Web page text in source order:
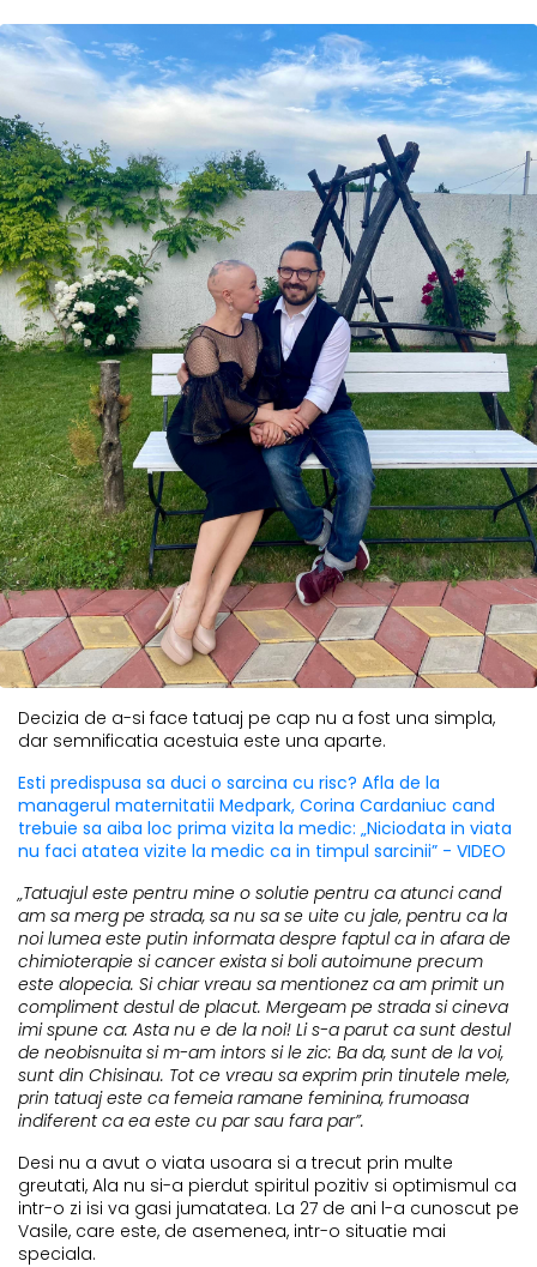
Decizia de a-si face tatuaj pe cap nu a fost una simpla,
dar semnificatia acestuia este una aparte.
Esti predispusa sa duci o sarcina cu risc? Afla de la
managerul maternitatii Medpark, Corina Cardaniuc cand
trebuie sa aiba loc prima vizita la medic: „Niciodata in viata
nu faci atatea vizite la medic ca in timpul sarcinii” - VIDEO
„Tatuajul este pentru mine o solutie pentru ca atunci cand
am sa merg pe strada, sa nu sa se uite cu jale, pentru ca la
noi lumea este putin informata despre faptul ca in afara de
chimioterapie si cancer exista si boli autoimune precum
este alopecia. Si chiar vreau sa mentionez ca am primit un
compliment destul de placut. Mergeam pe strada si cineva
imi spune ca: Asta nu e de la noi! Li s-a parut ca sunt destul
de neobisnuita si m-am intors si le zic: Ba da, sunt de la voi,
sunt din Chisinau. Tot ce vreau sa exprim prin tinutele mele,
prin tatuaj este ca femeia ramane feminina, frumoasa
indiferent ca ea este cu par sau fara par”.
Desi nu a avut o viata usoara si a trecut prin multe
greutati, Ala nu si-a pierdut spiritul pozitiv si optimismul ca
intr-o zi isi va gasi jumatatea. La 27 de ani l-a cunoscut pe
Vasile, care este, de asemenea, intr-o situatie mai
speciala.